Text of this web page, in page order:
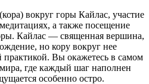
вокруг горы Кайлас, участие
а также посещение
Кайлас — священная вершина,
но кору вокруг нее
практикой. Вы окажетесь в самом
где каждый шаг наполнен
особенно остро.